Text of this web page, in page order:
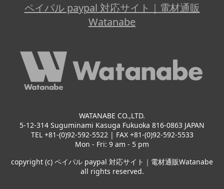
ペイパル paypal 対応サイト｜電材通販
Watanabe
WATANABE CO.,LTD.
5-12-314 Suguminami Kasuga Fukuoka 816-0863 JAPAN
TEL +81-(0)92-592-5522 | FAX +81-(0)92-592-5533
Mon - Fri: 9 am - 5 pm
copyright (c) ペイパル paypal 対応サイト｜電材通販Watanabe
all rights reserved.